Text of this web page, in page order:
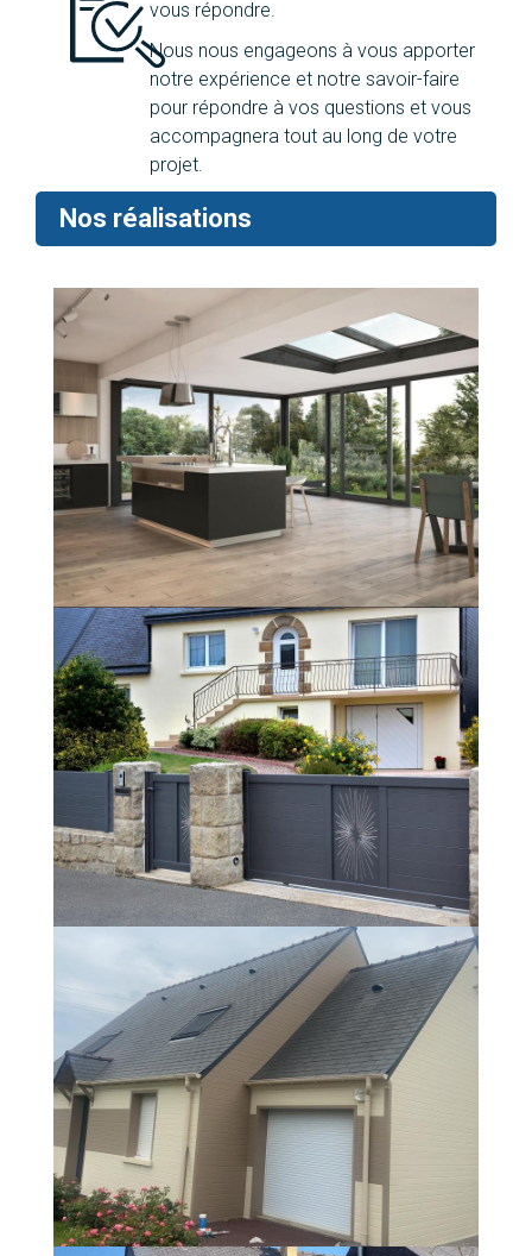
vous répondre.
Nous nous engageons à vous apporter
notre expérience et notre savoir-faire
pour répondre à vos questions et vous
accompagnera tout au long de votre
projet.
Nos réalisations